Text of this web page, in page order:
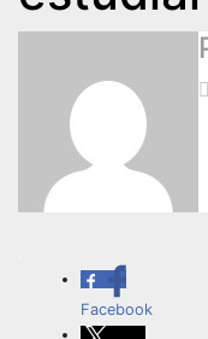
Facebook